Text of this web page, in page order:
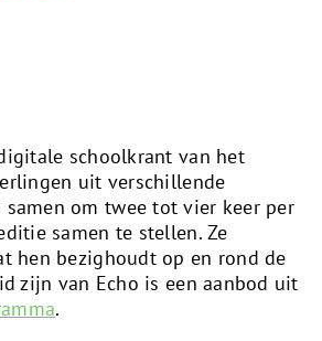
schoolkrant van het
uit verschillende
samen om twee tot vier keer per
samen te stellen. Ze
hen bezighoudt op en rond de
zijn van Echo is een aanbod uit
.